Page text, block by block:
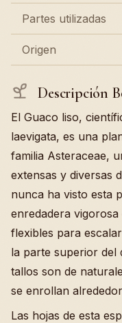
Partes utilizadas
Origen
Descripción
El Guaco liso,
laevigata, es una
familia Asteraceae,
extensas y diversas
nunca ha visto esta
enredadera
flexibles para
la parte superior del
tallos son de
se enrollan
Las hojas de esta